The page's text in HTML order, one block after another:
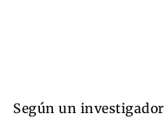
Según un